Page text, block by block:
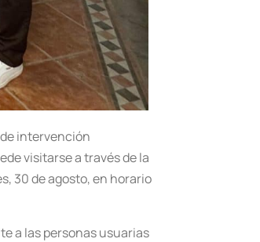
intervención
visitarse a través de la
30 de agosto, en horario
a las personas usuarias